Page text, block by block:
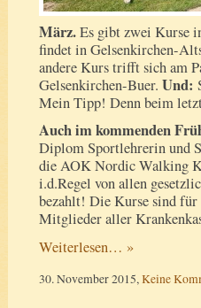
März.Es gibt zwei Kurse
findet in Gelsenkirchen-
andere Kurs trifft sich am
Gelsenkirchen-Buer. Und:
Mein Tipp! Denn beim
Auch im kommenden
Diplom Sportlehrerin und
die AOK Nordic Walking
i.d.Regel von allen
bezahlt! Die Kurse sind
Mitglieder aller
Weiterlesen… »
30. November 2015,Keine